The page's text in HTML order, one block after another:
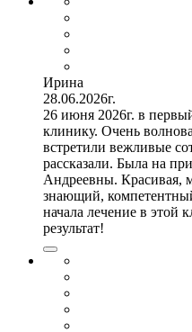
Ирина
28.06.2026г.
26 июня 2026г. в
клинику. Очень
встретили вежливые
рассказали. Была на
Андреевны. Красивая,
знающий,
начала лечение в этой
результат!